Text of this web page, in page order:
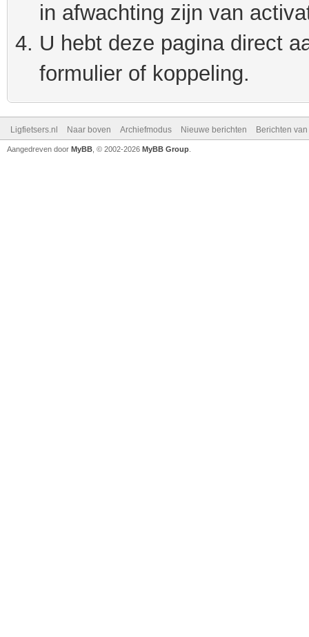
in afwachting zijn van
U hebt deze pagina direct
formulier of koppeling.
Ligfietsers.nl Naar boven Archiefmodus Nieuwe berichten Berichten
Aangedreven door MyBB , © 2002-2026 MyBB Group